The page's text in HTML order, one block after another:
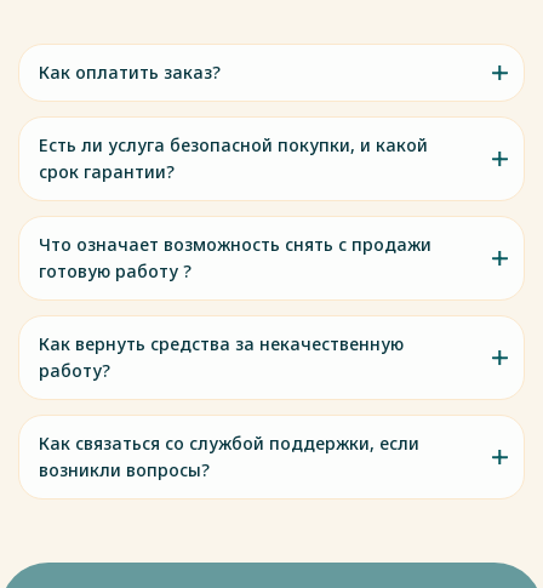
Как оплатить заказ?
Есть ли услуга безопасной покупки, и какой
срок гарантии?
Что означает возможность снять с продажи
готовую работу ?
Как вернуть средства за некачественную
работу?
Как связаться со службой поддержки, если
возникли вопросы?